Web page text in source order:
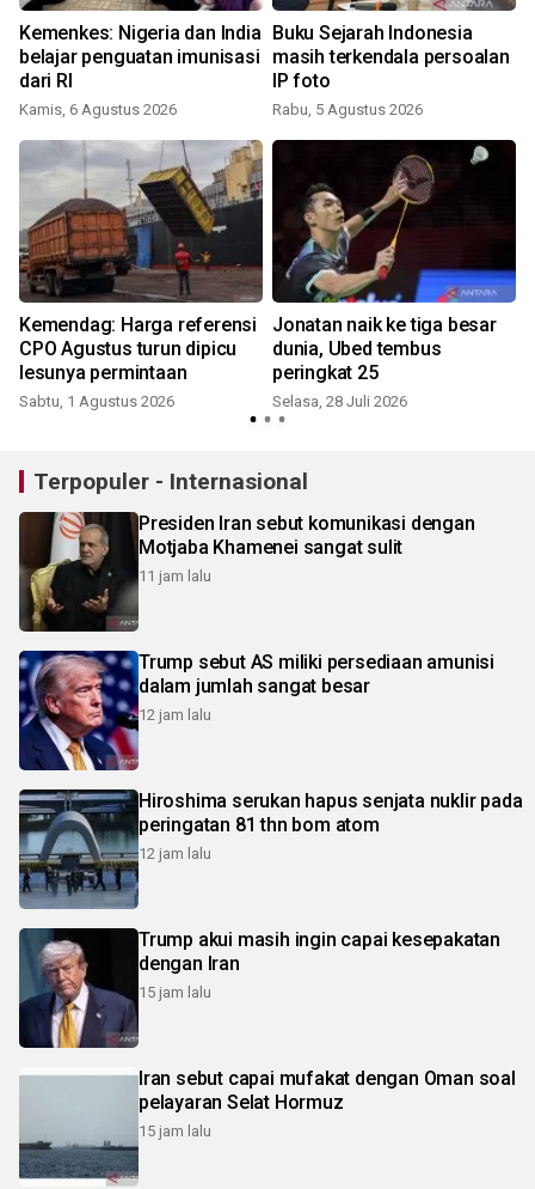
Kemenkes: Nigeria dan India
belajar penguatan imunisasi
dari RI
Kamis, 6 Agustus 2026
Buku Sejarah Indonesia
masih terkendala persoalan
IP foto
Rabu, 5 Agustus 2026
Kemendag: Harga referensi
CPO Agustus turun dipicu
lesunya permintaan
Sabtu, 1 Agustus 2026
Jonatan naik ke tiga besar
dunia, Ubed tembus
peringkat 25
Selasa, 28 Juli 2026
Terpopuler - Internasional
Presiden Iran sebut komunikasi dengan
Motjaba Khamenei sangat sulit
11 jam lalu
Trump sebut AS miliki persediaan amunisi
dalam jumlah sangat besar
12 jam lalu
Hiroshima serukan hapus senjata nuklir pada
peringatan 81 thn bom atom
12 jam lalu
Trump akui masih ingin capai kesepakatan
dengan Iran
15 jam lalu
Iran sebut capai mufakat dengan Oman soal
pelayaran Selat Hormuz
15 jam lalu